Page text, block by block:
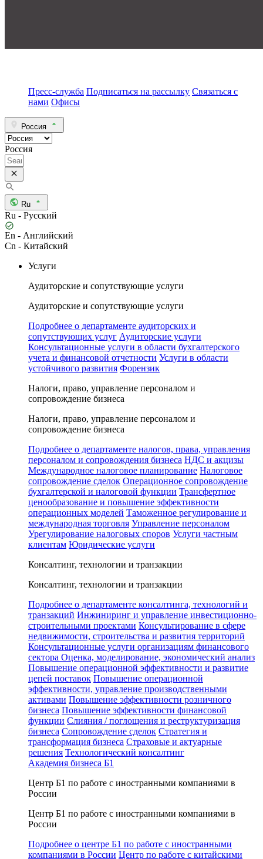
Пресс-служба Подписаться на рассылку Связаться с
нами Офисы
Россия
Россия
Ru
Ru - Русский
En - Английский
Cn - Китайский
Услуги
Аудиторские и сопутствующие услуги
Аудиторские и сопутствующие услуги
Подробнее о департаменте аудиторских и
сопутствующих услуг Аудиторские услуги
Консультационные услуги в области бухгалтерского
учета и финансовой отчетности Услуги в области
устойчивого развития Форензик
Налоги, право, управление персоналом и
сопровождение бизнеса
Налоги, право, управление персоналом и
сопровождение бизнеса
Подробнее о департаменте налогов, права, управления
персоналом и сопровождения бизнеса НДС и акцизы
Международное налоговое планирование Налоговое
сопровождение сделок Операционное сопровождение
бухгалтерской и налоговой функции Трансфертное
ценообразование и повышение эффективности
операционных моделей Таможенное регулирование и
международная торговля Управление персоналом
Урегулирование налоговых споров Услуги частным
клиентам Юридические услуги
Консалтинг, технологии и транзакции
Консалтинг, технологии и транзакции
Подробнее о департаменте консалтинга, технологий и
транзакций Инжиниринг и управление инвестиционно-
строительными проектами Консультирование в сфере
недвижимости, строительства и развития территорий
Консультационные услуги организациям финансового
сектора Оценка, моделирование, экономический анализ
Повышение операционной эффективности и развитие
цепей поставок Повышение операционной
эффективности, управление производственными
активами Повышение эффективности розничного
бизнеса Повышение эффективности финансовой
функции Слияния / поглощения и реструктуризация
бизнеса Сопровождение сделок Стратегия и
трансформация бизнеса Страховые и актуарные
решения Технологический консалтинг
Академия бизнеса Б1
Центр Б1 по работе с иностранными компаниями в
России
Центр Б1 по работе с иностранными компаниями в
России
Подробнее о центре Б1 по работе с иностранными
компаниями в России Центр по работе с китайскими